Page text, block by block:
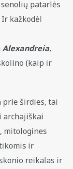
patarlės
kažkodėl
Alexandreia,
(kaip ir
prie širdies, tai
archajiškai
mitologines
ir
reikalas ir